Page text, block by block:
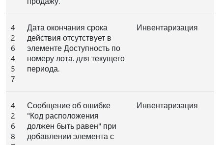
4
2
6
4
5
7
Дата окончания срока
действия отсутствует в
элементе Доступность по
номеру лота. для текущего
периода.
Инвентаризация
4
2
6
8
Сообщение об ошибке
"Код расположения
должен быть равен" при
добавлении элемента с
Инвентаризация